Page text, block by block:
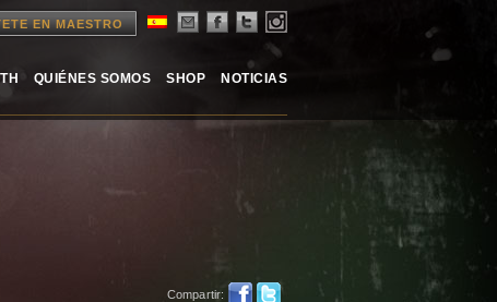
EN MAESTRO
QUIÉNES SOMOS SHOP NOTICIAS
Compartir: